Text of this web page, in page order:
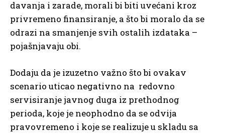
davanja i zarade, morali bi biti uvećani kroz
privremeno finansiranje, a što bi moralo da se
odrazi na smanjenje svih ostalih izdataka –
pojašnjavaju obi.
Dodaju da je izuzetno važno što bi ovakav
scenario uticao negativno na redovno
servisiranje javnog duga iz prethodnog
perioda, koje je neophodno da se odvija
pravovremeno i koje se realizuje u skladu sa